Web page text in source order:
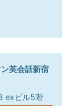
英会話新宿
exビル5階